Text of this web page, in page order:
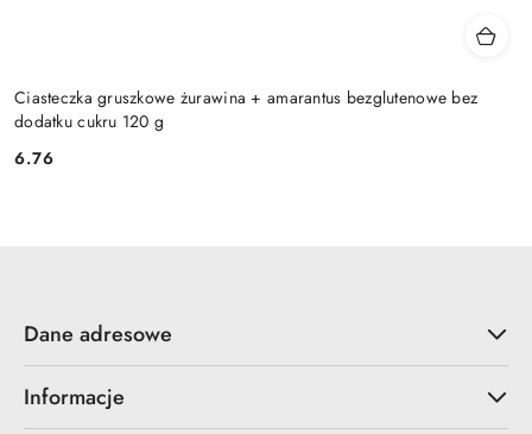
Ciasteczka gruszkowe żurawina + amarantus bezglutenowe bez
dodatku cukru 120 g
Cena:
6.76
Dane adresowe
Informacje